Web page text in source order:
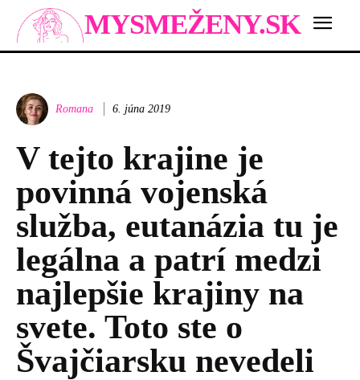
MYSMEŽENY.SK
Romana 6. júna 2019
V tejto krajine je
povinná vojenská
služba, eutanázia tu je
legálna a patrí medzi
najlepšie krajiny na
svete. Toto ste o
Švajčiarsku nevedeli